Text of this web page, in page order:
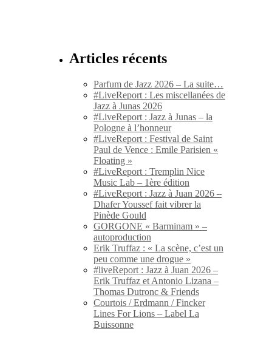
Articles récents
Parfum de Jazz 2026 – La suite…
#LiveReport : Les miscellanées de
Jazz à Junas 2026
#LiveReport : Jazz à Junas – la
Pologne à l’honneur
#LiveReport : Festival de Saint
Paul de Vence : Emile Parisien «
Floating »
#LiveReport : Tremplin Nice
Music Lab – 1ère édition
#LiveReport : Jazz à Juan 2026 –
Dhafer Youssef fait vibrer la
Pinède Gould
GORGONE « Barminam » –
autoproduction
Erik Truffaz : « La scène, c’est un
peu comme une drogue »
#liveReport : Jazz à Juan 2026 –
Erik Truffaz et Antonio Lizana –
Thomas Dutronc & Friends
Courtois / Erdmann / Fincker
Lines For Lions – Label La
Buissonne